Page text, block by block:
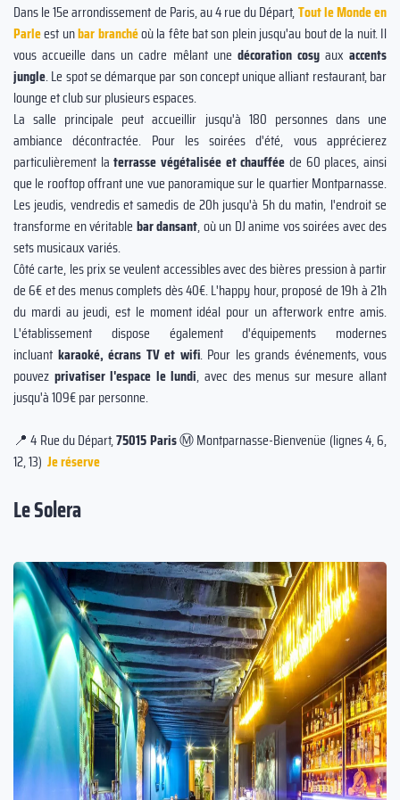
Dans le 15e arrondissement de Paris, au 4 rue du Départ,Tout le Monde en
Parleest unbar branchéoù la fête bat son plein jusqu'au bout de la nuit. Il
vous accueille dans un cadre mêlant une décoration cosyauxaccents
jungle. Le spot se démarque par son concept unique alliant restaurant, bar
lounge et club sur plusieurs espaces.
La salle principale peut accueillir jusqu'à 180 personnes dans une
ambiance décontractée. Pour les soirées d'été, vous apprécierez
particulièrement laterrasse végétalisée et chauffée de 60 places, ainsi
que le rooftop offrant une vue panoramique sur le quartier Montparnasse.
Les jeudis, vendredis et samedis de 20h jusqu'à 5h du matin, l'endroit se
transforme en véritable bar dansant, où un DJ anime vos soirées avec des
sets musicaux variés.
Côté carte, les prix se veulent accessibles avec des bières pression à partir
de 6€ et des menus complets dès 40€. L'happy hour, proposé de 19h à 21h
du mardi au jeudi, est le moment idéal pour un afterwork entre amis.
L'établissement dispose également d'équipements modernes
incluant karaoké, écrans TV et wifi. Pour les grands événements, vous
pouvez privatiser l'espace le lundi, avec des menus sur mesure allant
jusqu'à 109€ par personne.
📍 4 Rue du Départ,75015 ParisⓂ️ Montparnasse-Bienvenüe (lignes 4, 6,
12, 13) Je réserve
Le Solera